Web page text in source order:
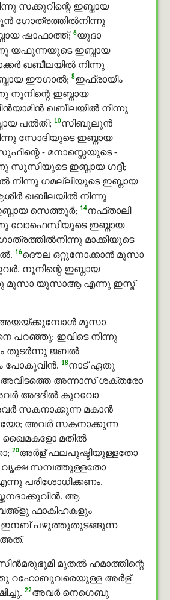
സക്കൂറിന്റെ ഇബ്നായ
ഗോത്രത്തില്‍നിന്നു
ഷാഫാത്ത്; 6യൂദാ
യഫുന്നയുടെ ഇബ്നായ
ഖബീലയിൽ നിന്നു
ഈഗാല്‍; 8ഇഫ്രായിം
നൂനിന്റെ ഇബ്നായ
ഖബീലയിൽ നിന്നു
പല്‍തി; 10സിബുലൂൻ
സോദിയുടെ ഇബ്നായ
- മനാസ്സെയുടെ -
സൂസിയുടെ ഇബ്നായ ഗദ്ദീ;
നിന്നു ഗമല്ലിയുടെ ഇബ്നായ
ഖബീലയിൽ നിന്നു
ഇബ്നായ സെത്തൂര്‍; 14നഫ്താലി
വോഫെസിയുടെ ഇബ്നായ
മാക്കിയുടെ
16ദൌല ഒറ്റുനോക്കാന്‍ മൂസാ
നൂനിന്റെ ഇബ്നായ
മൂസാ യൂസാആ എന്നു ഇസ്മ്
അയയ്ക്കുമ്പോള്‍ മൂസാ
പറഞ്ഞു: ഇവിടെ നിന്നു
തുടര്‍ന്നു ജബൽ
പോകുവിന്‍. 18നാട് ഏതു
അവിടത്തെ അന്നാസ് ശക്തരോ
അദദിൽ കുറവോ
സകനാക്കുന്ന മകാൻ
അവര്‍ സകനാക്കുന്ന
ഖൈമകളോ മതില്‍
20അർള് ഫലപുഷ്ടിയുള്ളതോ
സമ്പത്തുള്ളതോ
പരിശോധിക്കണം.
ആ
ഫാകിഹകളും
ഇനബ് പഴുത്തുതുടങ്ങുന്ന
അത്.
മുതല്‍ ഹമാത്തിന്റെ
റഹോബുവരെയുള്ള അർള്
22അവര്‍ നെഗെബു